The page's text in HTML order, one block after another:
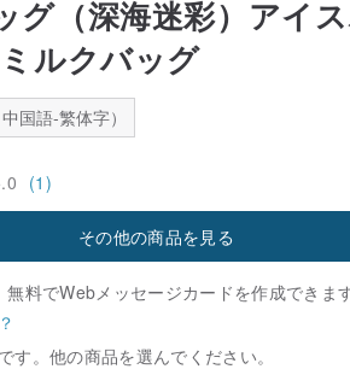
グ（深海迷彩）アイ
ルクバッグ
国語-繁体字）
(1)
その他の商品を見る
料でWebメッセージカードを作成できま
す。他の商品を選んでください。